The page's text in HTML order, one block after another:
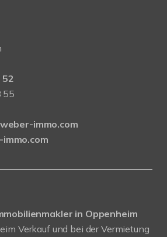
52
55
immo.com
in Oppenheim
Verkauf und bei der Vermietung